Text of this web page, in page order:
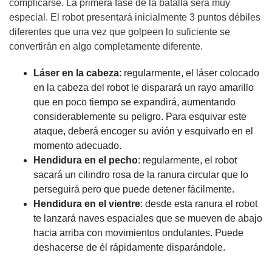
complicarse. La primera fase de la batalla será muy
especial. El robot presentará inicialmente 3 puntos débiles
diferentes que una vez que golpeen lo suficiente se
convertirán en algo completamente diferente.
Láser en la cabeza: regularmente, el láser colocado
en la cabeza del robot le disparará un rayo amarillo
que en poco tiempo se expandirá, aumentando
considerablemente su peligro. Para esquivar este
ataque, deberá encoger su avión y esquivarlo en el
momento adecuado.
Hendidura en el pecho: regularmente, el robot
sacará un cilindro rosa de la ranura circular que lo
perseguirá pero que puede detener fácilmente.
Hendidura en el vientre: desde esta ranura el robot
te lanzará naves espaciales que se mueven de abajo
hacia arriba con movimientos ondulantes. Puede
deshacerse de él rápidamente disparándole.